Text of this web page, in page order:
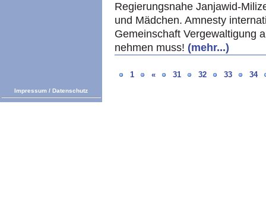
Regierungsnahe Janjawid-
und Mädchen. Amnesty
Gemeinschaft Vergewaltigung
nehmen muss! (mehr...)
1 « 31 32 33 34
Impressum / Datenschutz